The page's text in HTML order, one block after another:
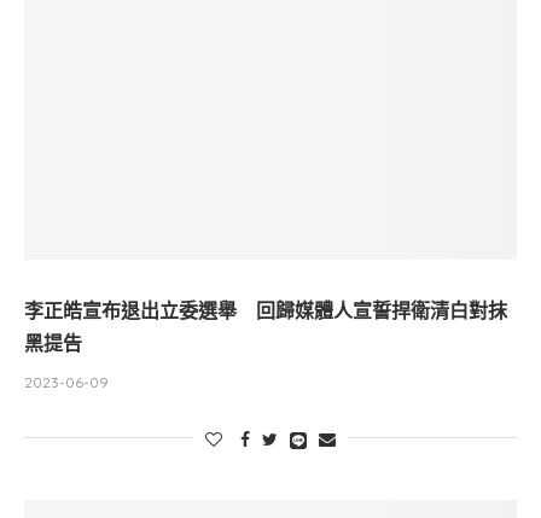
李正皓宣布退出立委選舉 回歸媒體人宣誓捍衛清白對抹
黑提告
2023-06-09